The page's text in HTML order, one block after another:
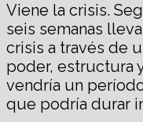
Viene la crisis.
seis semanas
crisis a través de
poder, estructura
vendría un
que podría durar